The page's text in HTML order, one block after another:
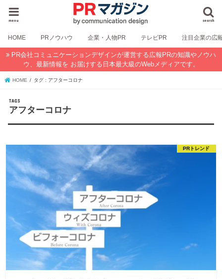
search
menu
HOME PRノウハウ 企業・人物PR テレビPR 注目企業の広
PR会社コミュニケーションデザインが運営する広報PRの知識やノウハ
ウ、最新情報を お届けする日本最大級のWebメディアです。
HOME タグ : アフターコロナ
アフターコロナ
PRトレンド